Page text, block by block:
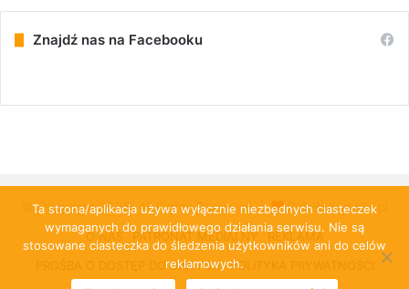
Znajdź nas na Facebooku
© Copyright 2026, All Rights Reserved | PulsRadomska.pl
O NAS PATRONAT MEDIALNY
REKLAMA
PROŚBA O DOSTĘP DO DANYCH
POLITYKA PRYWATNOŚCI
Ta strona/aplikacja używa wyłącznie niezbędnych ciasteczek
wymaganych do prawidłowego działania serwisu. Nie są
stosowane ciasteczka do śledzenia użytkowników ani do celów
reklamowych.